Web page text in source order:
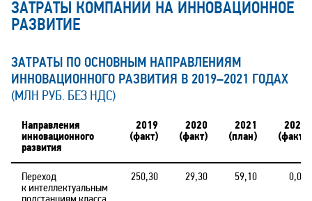
ЗАТРАТЫ КОМПАНИИ НА ИННОВАЦИОННОЕ
РАЗВИТИЕ
ЗАТРАТЫ ПО ОСНОВНЫМ НАПРАВЛЕНИЯМ
ИННОВАЦИОННОГО РАЗВИТИЯ В 2019–2021 ГОДАХ
(МЛН РУБ. БЕЗ НДС)
Направления
инновационного
развития
2019
(факт)
2020
(факт)
2021
(план)
2021
(факт)
Переход
к интеллектуальным
250,30 29,30 59,10 0,00